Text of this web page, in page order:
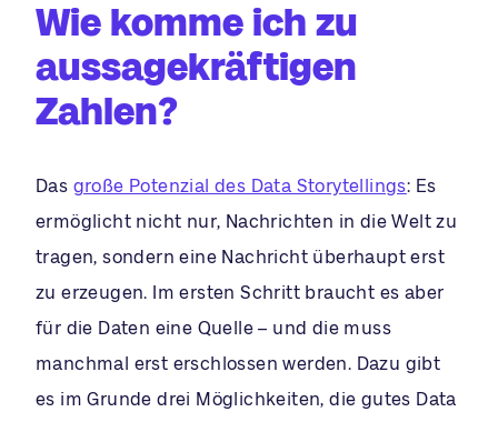
Wie komme ich zu
aussagekräftigen
Zahlen?
Das große Potenzial des Data Storytellings: Es
ermöglicht nicht nur, Nachrichten in die Welt zu
tragen, sondern eine Nachricht überhaupt erst
zu erzeugen. Im ersten Schritt braucht es aber
für die Daten eine Quelle – und die muss
manchmal erst erschlossen werden. Dazu gibt
es im Grunde drei Möglichkeiten, die gutes Data